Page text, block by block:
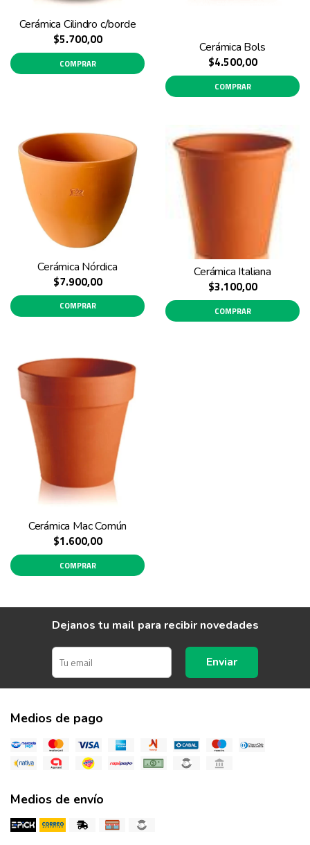
Cerámica Cilindro c/borde
$5.700,00
COMPRAR
Cerámica Bols
$4.500,00
COMPRAR
Cerámica Nórdica
$7.900,00
COMPRAR
Cerámica Italiana
$3.100,00
COMPRAR
Cerámica Mac Común
$1.600,00
COMPRAR
Dejanos tu mail para recibir novedades
Enviar
Medios de pago
Medios de envío